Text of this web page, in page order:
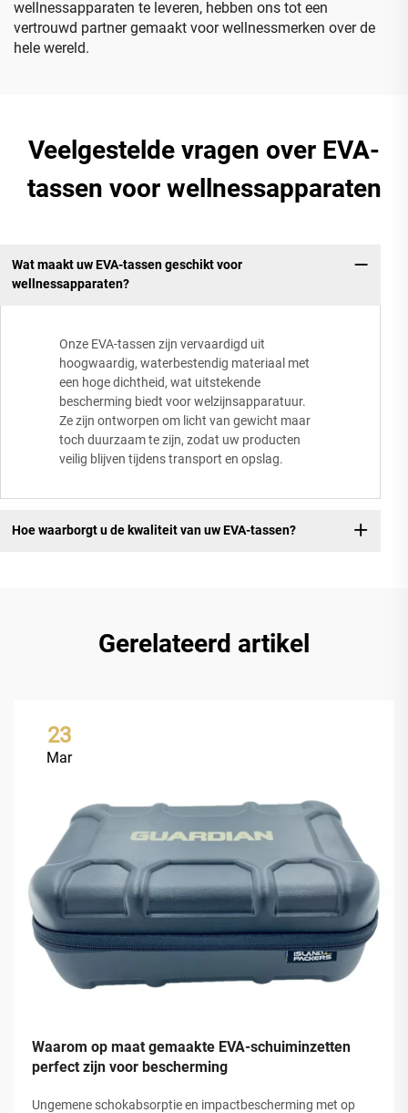
wellnessapparaten te leveren, hebben ons tot een
vertrouwd partner gemaakt voor wellnessmerken over de
hele wereld.
Veelgestelde vragen over EVA-
tassen voor wellnessapparaten
Wat maakt uw EVA-tassen geschikt voor
wellnessapparaten?
Onze EVA-tassen zijn vervaardigd uit
hoogwaardig, waterbestendig materiaal met
een hoge dichtheid, wat uitstekende
bescherming biedt voor welzijnsapparatuur.
Ze zijn ontworpen om licht van gewicht maar
toch duurzaam te zijn, zodat uw producten
veilig blijven tijdens transport en opslag.
Hoe waarborgt u de kwaliteit van uw EVA-tassen?
Gerelateerd artikel
23
Mar
Waarom op maat gemaakte EVA-schuiminzetten
perfect zijn voor bescherming
Ungemene schokabsorptie en impactbescherming met op